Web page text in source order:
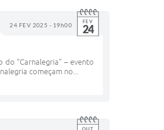
24 FEV 2025 - 19h00 FEV
24
“Carnalegria” – evento
começam no...
OUT